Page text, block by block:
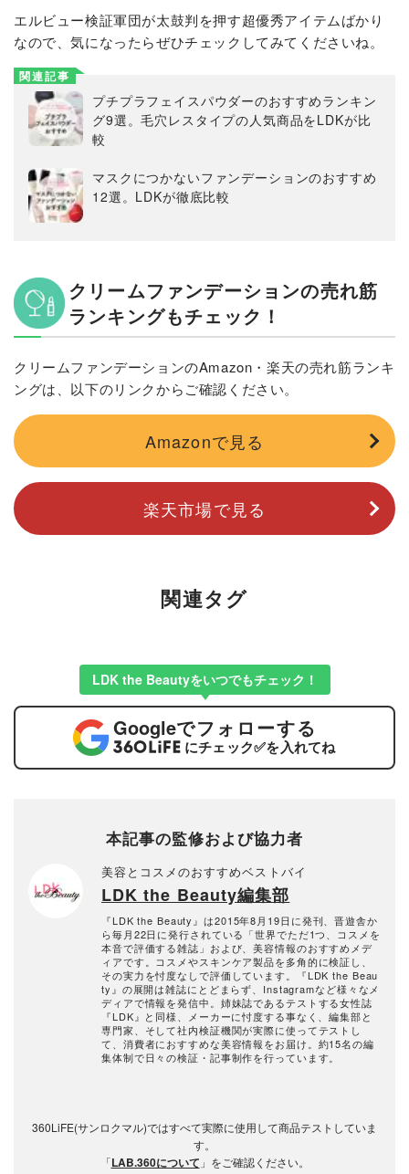
エルビュー検証軍団が太鼓判を押す超優秀アイテムばかり
なので、気になったらぜひチェックしてみてくださいね。
関連記事
プチプラフェイスパウダーのおすすめランキン
グ9選。毛穴レスタイプの人気商品をLDKが比
較
マスクにつかないファンデーションのおすすめ
12選。LDKが徹底比較
クリームファンデーションの売れ筋
ランキングもチェック！
クリームファンデーションのAmazon・楽天の売れ筋ランキ
ングは、以下のリンクからご確認ください。
Amazonで見る
楽天市場で見る
関連タグ
LDK the Beautyをいつでもチェック！
Googleでフォローする
にチェック✅を入れてね
本記事の監修および協力者
美容とコスメのおすすめベストバイ
LDK the Beauty編集部
『LDK the Beauty』は2015年8月19日に発刊、晋遊舎か
ら毎月22日に発行されている「世界でただ1つ、コスメを
本音で評価する雑誌」および、美容情報のおすすめメデ
ィアです。コスメやスキンケア製品を多角的に検証し、
その実力を忖度なしで評価しています。『LDK the Beau
ty』の展開は雑誌にとどまらず、Instagramなど様々なメ
ディアで情報を発信中。姉妹誌であるテストする女性誌
『LDK』と同様、メーカーに忖度する事なく、編集部と
専門家、そして社内検証機関が実際に使ってテストし
て、消費者におすすめな美容情報をお届け。約15名の編
集体制で日々の検証・記事制作を行っています。
360LiFE(サンロクマル)ではすべて実際に使用して商品テストしていま
す。
「LAB.360について 」をご確認ください。